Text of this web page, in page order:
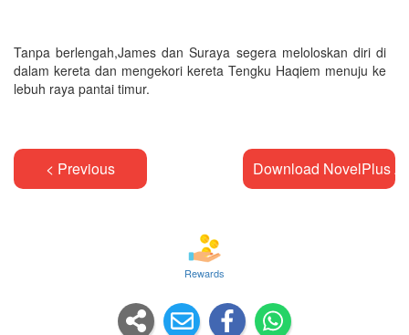
Tanpa berlengah,James dan Suraya segera meloloskan diri di
dalam kereta dan mengekori kereta Tengku Haqiem menuju ke
lebuh raya pantai timur.
< Previous Download NovelPlus
Rewards